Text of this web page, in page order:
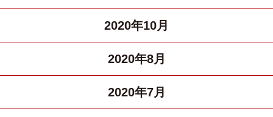
2020年10月
2020年8月
2020年7月